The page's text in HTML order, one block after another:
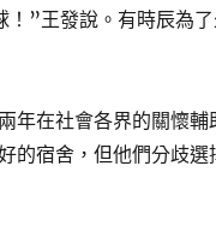
！”王發說。有時辰為
年在社會各界的關懷
的宿舍，但他們分歧